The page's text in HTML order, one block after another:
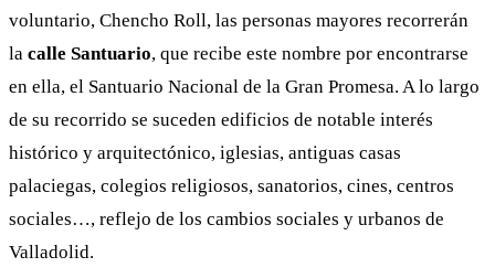
voluntario, Chencho Roll, las personas mayores recorrerán
la calle Santuario, que recibe este nombre por encontrarse
en ella, el Santuario Nacional de la Gran Promesa. A lo largo
de su recorrido se suceden edificios de notable interés
histórico y arquitectónico, iglesias, antiguas casas
palaciegas, colegios religiosos, sanatorios, cines, centros
sociales…, reflejo de los cambios sociales y urbanos de
Valladolid.